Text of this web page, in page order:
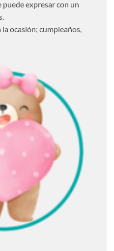
expresar con un
ocasión; cumpleaños,